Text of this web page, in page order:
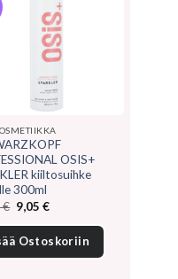
OSIS+
kiiltosuihke
300ml
€ Alkuperäinen
hinta
oli:
15,45 €.
9,05€Nykyinen
on:
9,05 €.
Ostoskoriin